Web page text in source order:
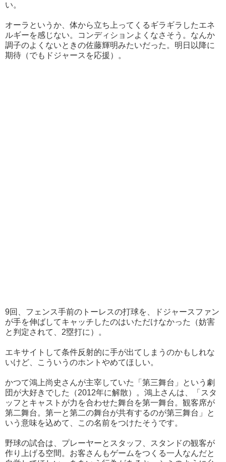
い。
オーラというか、体から立ち上ってくるギラギラしたエネ
ルギーを感じない。コンディションよくなさそう。なんか
調子のよくないときの佐藤輝明みたいだった。明日以降に
期待（でもドジャースを応援）。
9回、フェンス手前のトーレスの打球を、ドジャースファン
が手を伸ばしてキャッチしたのはいただけなかった（妨害
と判定されて、2塁打に）。
エキサイトして条件反射的に手が出てしまうのかもしれな
いけど、こういうのホントやめてほしい。
かつて鴻上尚史さんが主宰していた「第三舞台」という劇
団が大好きでした（2012年に解散）。鴻上さんは、「スタ
ッフとキャストが力を合わせた舞台を第一舞台。観客席が
第二舞台。第一と第二の舞台が共有するのが第三舞台」と
いう意味を込めて、この名前をつけたそうです。
野球の試合は、プレーヤーとスタッフ、スタンドの観客が
作り上げる空間。お客さんもゲームをつくる一人なんだと